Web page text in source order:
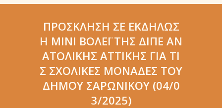
ΠΡΌΣΚΛΗΣΗ ΣΕ ΕΚΔΉΛΩΣ
Η ΜΊΝΙ ΒΌΛΕΪ ΤΗΣ ΔΙΠΕ ΑΝ
ΑΤΟΛΙΚΉΣ ΑΤΤΙΚΉΣ ΓΙΑ ΤΙ
Σ ΣΧΟΛΙΚΈΣ ΜΟΝΆΔΕΣ ΤΟΥ
ΔΉΜΟΥ ΣΑΡΩΝΙΚΟΎ (04/0
3/2025)